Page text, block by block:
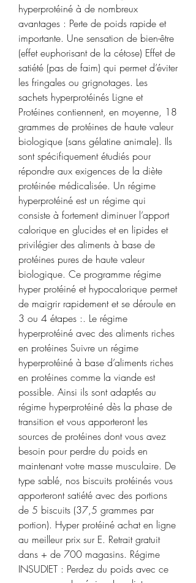
hyperprotéiné à de nombreux
avantages : Perte de poids rapide et
importante. Une sensation de bien-être
(effet euphorisant de la cétose) Effet de
satiété (pas de faim) qui permet d’éviter
les fringales ou grignotages. Les
sachets hyperprotéinés Ligne et
Protéines contiennent, en moyenne, 18
grammes de protéines de haute valeur
biologique (sans gélatine animale). Ils
sont spécifiquement étudiés pour
répondre aux exigences de la diète
protéinée médicalisée. Un régime
hyperprotéiné est un régime qui
consiste à fortement diminuer l’apport
calorique en glucides et en lipides et
privilégier des aliments à base de
protéines pures de haute valeur
biologique. Ce programme régime
hyper protéiné et hypocalorique permet
de maigrir rapidement et se déroule en
3 ou 4 étapes :. Le régime
hyperprotéiné avec des aliments riches
en protéines Suivre un régime
hyperprotéiné à base d’aliments riches
en protéines comme la viande est
possible. Ainsi ils sont adaptés au
régime hyperprotéiné dès la phase de
transition et vous apporteront les
sources de protéines dont vous avez
besoin pour perdre du poids en
maintenant votre masse musculaire. De
type sablé, nos biscuits protéinés vous
apporteront satiété avec des portions
de 5 biscuits (37,5 grammes par
portion). Hyper protéiné achat en ligne
au meilleur prix sur E. Retrait gratuit
dans + de 700 magasins. Régime
INSUDIET : Perdez du poids avec ce